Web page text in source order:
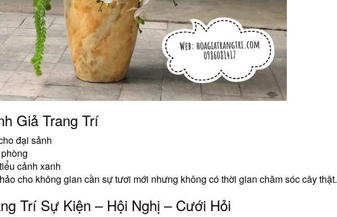
Giả Trang Trí
đại sảnh
cảnh xanh
cho không gian cần sự tươi mới nhưng không có thời gian chăm sóc cây thật.
Trí Sự Kiện – Hội Nghị – Cưới Hỏi